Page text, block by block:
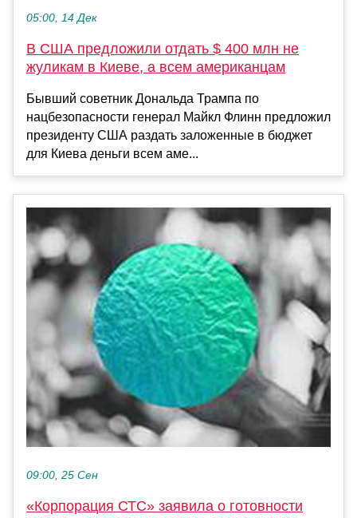
05:00, 14 Дек
В США предложили отдать $ 400 млн не
жуликам в Киеве, а всем американцам
Бывший советник Дональда Трампа по
нацбезопасности генерал Майкл Флинн предложил
президенту США раздать заложенные в бюджет
для Киева деньги всем аме...
09:00, 25 Сен
«Корпорация СТС» заявила о готовности